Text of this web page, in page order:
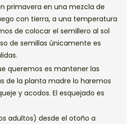
primavera en una mezcla de
con tierra, a una temperatura
de colocar el semillero al sol
de semillas únicamente es
queremos es mantener las
de la planta madre lo haremos
y acodos. El esquejado es
adultos) desde el otoño a